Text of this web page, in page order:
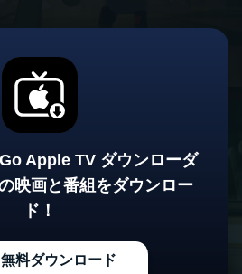
Apple TV ダウンローダ
映画と番組をダウンロー
ド！
無料ダウンロード